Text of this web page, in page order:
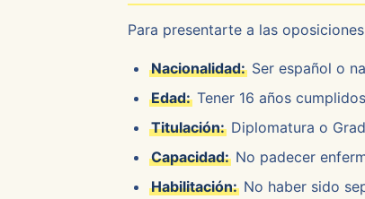
Para presentarte a las
Nacionalidad: Ser español o
Edad: Tener 16 años
Titulación: Diplomatura o
Capacidad: No padecer
Habilitación: No haber sido